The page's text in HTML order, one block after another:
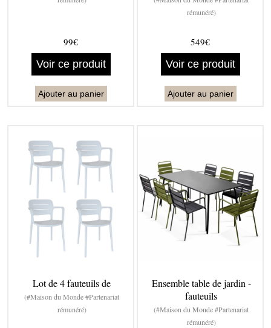
99€
Voir ce produit
Ajouter au panier
rémunéré)
549€
Voir ce produit
Ajouter au panier
Lot de 4 fauteuils de
(#Maison du Monde #Partenariat
rémunéré)
Ensemble table de jardin -
fauteuils
(#Maison du Monde #Partenariat
rémunéré)